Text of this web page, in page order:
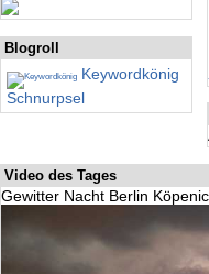
Blogroll
Keywordkönig
Schnurpsel
Video des Tages
Gewitter Nacht Berlin